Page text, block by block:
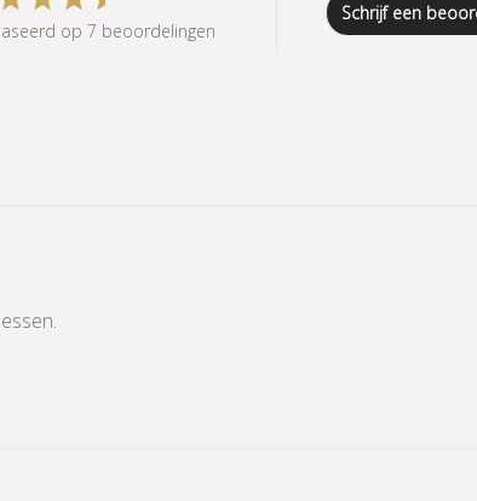
op 7 beoordelingen
Schrijf een